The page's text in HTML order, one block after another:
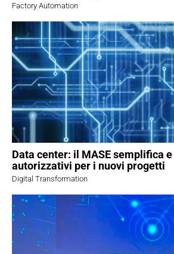
Factory Automation
Data center: il MASE semplifica
autorizzativi per i nuovi progetti
Digital Transformation